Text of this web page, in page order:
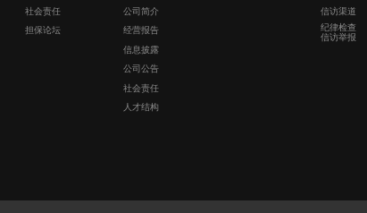
社会责任
担保论坛
公司简介
经营报告
信息披露
公司公告
社会责任
人才结构
信访渠道
纪律检查
信访举报